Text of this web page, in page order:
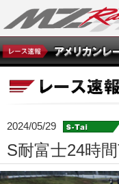
2024/05/29
S耐富士24時